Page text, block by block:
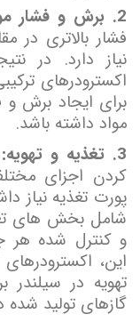
2. برش و فشار مورد نیاز:
فشار بالاتری در
نیاز دارد. در
اکسترودرهای
برای ایجاد برش و
مواد داشته باشد.
3. تغذیه و تهویه:
کردن اجزای
پورت تغذیه نیاز
شامل بخش های
و کنترل شده هر
این،
تهویه در سیلندر
گازهای تولید شده